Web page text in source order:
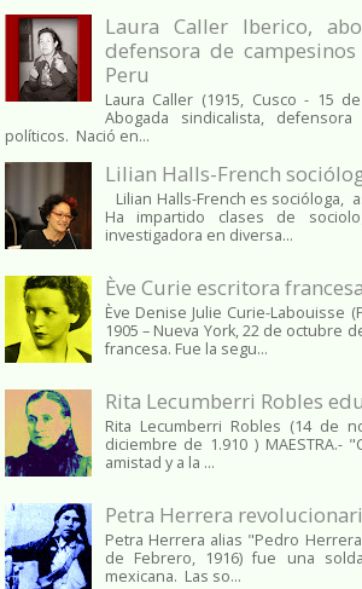
Laura Caller Iberico,
defensora de
Peru
Laura Caller (1915, Cusco - 15
Abogada sindicalista,
políticos. Nació en...
Lilian Halls-French
Lilian Halls-French es socióloga,
Ha impartido clases de
investigadora en diversa...
Ève Curie escritora francesa
Ève Denise Julie Curie-Labouisse
1905 – Nueva York, 22 de octubre
francesa. Fue la segu...
Rita Lecumberri Robles
Rita Lecumberri Robles (14 de
diciembre de 1.910 ) MAESTRA.-
amistad y a la ...
Petra Herrera
Petra Herrera alias "Pedro
de Febrero, 1916) fue una
mexicana. Las so...